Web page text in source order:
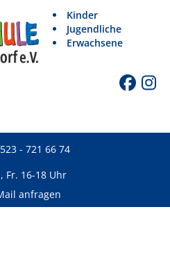
Kinder
Jugendliche
Erwachsene
- 721 66 74
Fr. 16-18 Uhr
anfragen